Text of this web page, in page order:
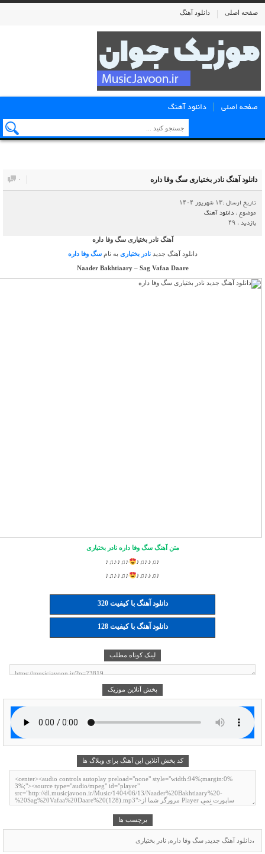
صفحه اصلی دانلود آهنگ
صفحه اصلی دانلود آهنگ
۰ دانلود آهنگ نادر بختیاری سگ وفا داره
تاریخ ارسال :۱۳ شهریور ۱۴۰۴
موضوع : دانلود آهنگ
بازدید : ۴۹
آهنگ نادر بختیاری سگ وفا داره
دانلود آهنگ جدید نادر بختیاری به نامسگ وفا داره
Naader Bakhtiaary– Sag Vafaa Daare
متن آهنگ سگ وفا داره نادر بختیاری
♪♫♪♪♫♪
♪♫♪♪♫♪
♪♫♪♪♫♪
♪♫♪♪♫♪
دانلود آهنگ با کیفیت 320
دانلود آهنگ با کیفیت 128
لینک کوتاه مطلب
پخش آنلاین موزیک
کد پخش آنلاین این آهنگ برای وبلاگ ها
برچسب ها
،دانلود آهنگ جدید , سگ وفا داره, نادر بختیاری